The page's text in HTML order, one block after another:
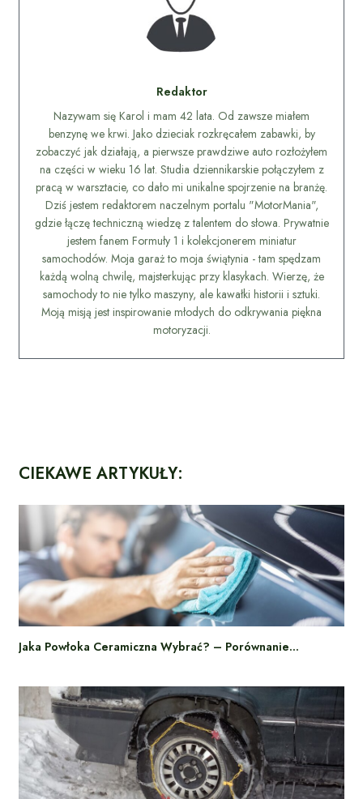
Redaktor
Nazywam się Karol i mam 42 lata. Od zawsze miałem
benzynę we krwi. Jako dzieciak rozkręcałem zabawki, by
zobaczyć jak działają, a pierwsze prawdziwe auto rozłożyłem
na części w wieku 16 lat. Studia dziennikarskie połączyłem z
pracą w warsztacie, co dało mi unikalne spojrzenie na branżę.
Dziś jestem redaktorem naczelnym portalu "MotorMania",
gdzie łączę techniczną wiedzę z talentem do słowa. Prywatnie
jestem fanem Formuły 1 i kolekcjonerem miniatur
samochodów. Moja garaż to moja świątynia - tam spędzam
każdą wolną chwilę, majsterkując przy klasykach. Wierzę, że
samochody to nie tylko maszyny, ale kawałki historii i sztuki.
Moją misją jest inspirowanie młodych do odkrywania piękna
motoryzacji.
CIEKAWE ARTYKUŁY:
Jaka Powłoka Ceramiczna Wybrać? – Porównanie…